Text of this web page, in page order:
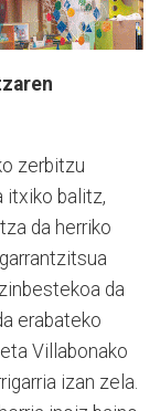
zerbitzu
itxiko balitz,
da herriko
da
erabateko
Villabonako
izan zela.